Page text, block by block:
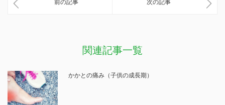
前の記事 次の記事
関連記事一覧
かかとの痛み（子供の成長期）